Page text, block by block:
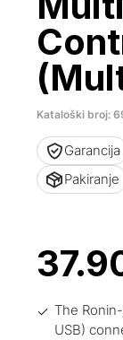
Kataloški broj:
Garancija
Pakiranje
The
USB)